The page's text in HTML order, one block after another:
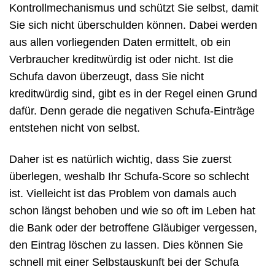
Kontrollmechanismus und schützt Sie selbst, damit
Sie sich nicht überschulden können. Dabei werden
aus allen vorliegenden Daten ermittelt, ob ein
Verbraucher kreditwürdig ist oder nicht. Ist die
Schufa davon überzeugt, dass Sie nicht
kreditwürdig sind, gibt es in der Regel einen Grund
dafür. Denn gerade die negativen Schufa-Einträge
entstehen nicht von selbst.
Daher ist es natürlich wichtig, dass Sie zuerst
überlegen, weshalb Ihr Schufa-Score so schlecht
ist. Vielleicht ist das Problem von damals auch
schon längst behoben und wie so oft im Leben hat
die Bank oder der betroffene Gläubiger vergessen,
den Eintrag löschen zu lassen. Dies können Sie
schnell mit einer Selbstauskunft bei der Schufa